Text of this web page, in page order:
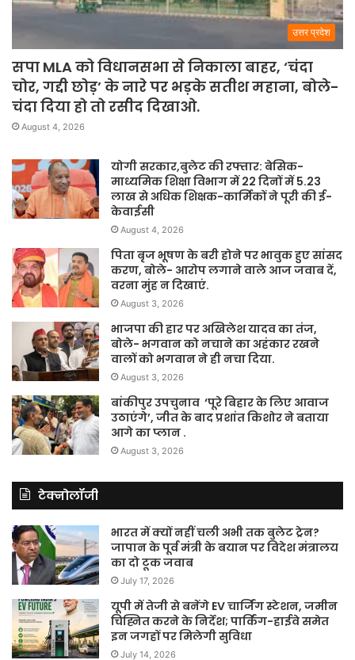
उत्तर प्रदेश
सपा MLA को विधानसभा से निकाला बाहर, ‘चंदा
चोर, गद्दी छोड़’ के नारे पर भड़के सतीश महाना, बोले-
चंदा दिया हो तो रसीद दिखाओ.
August 4, 2026
योगी सरकार,बुलेट की रफ्तार: बेसिक-
माध्यमिक शिक्षा विभाग में 22 दिनों में 5.23
लाख से अधिक शिक्षक-कार्मिकों ने पूरी की ई-
केवाईसी
August 4, 2026
पिता बृज भूषण के बरी होने पर भावुक हुए सांसद
करण, बोले- आरोप लगाने वाले आज जवाब दें,
वरना मुंह न दिखाएं.
August 3, 2026
भाजपा की हार पर अखिलेश यादव का तंज,
बोले- भगवान को नचाने का अहंकार रखने
वालों को भगवान ने ही नचा दिया.
August 3, 2026
बांकीपुर उपचुनाव ‘पूरे बिहार के लिए आवाज
उठाएंगे’, जीत के बाद प्रशांत किशोर ने बताया
आगे का प्लान .
August 3, 2026
टेक्नोलॉजी
भारत में क्यों नहीं चली अभी तक बुलेट ट्रेन?
जापान के पूर्व मंत्री के बयान पर विदेश मंत्रालय
का दो टूक जवाब
July 17, 2026
यूपी में तेजी से बनेंगे EV चार्जिंग स्टेशन, जमीन
चिह्नित करने के निर्देश; पार्किंग-हाईवे समेत
इन जगहों पर मिलेगी सुविधा
July 14, 2026